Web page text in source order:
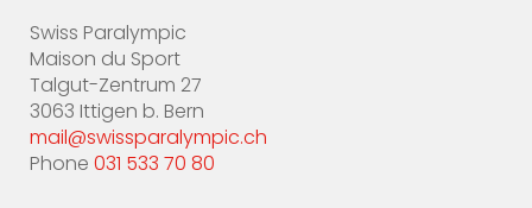
Swiss Paralympic
Maison du Sport
Talgut-Zentrum 27
3063 Ittigen b. Bern
mail@swissparalympic.ch
Phone 031 533 70 80